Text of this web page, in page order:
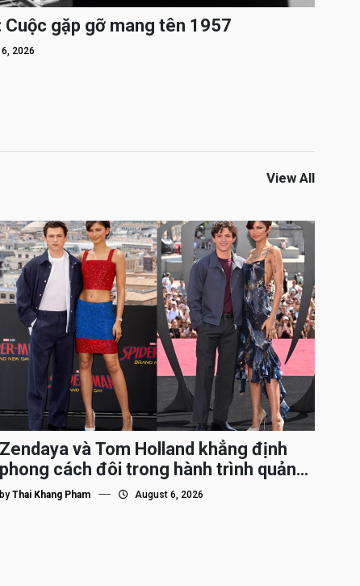
Cuộc gặp gỡ mang tên 1957
2026
View All
Zendaya và Tom Holland khẳng định
phong cách đôi trong hành trình quảng
bá Spider-Man
byThai Khang Pham August 6, 2026